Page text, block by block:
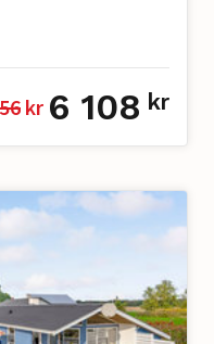
kr 6 108 kr